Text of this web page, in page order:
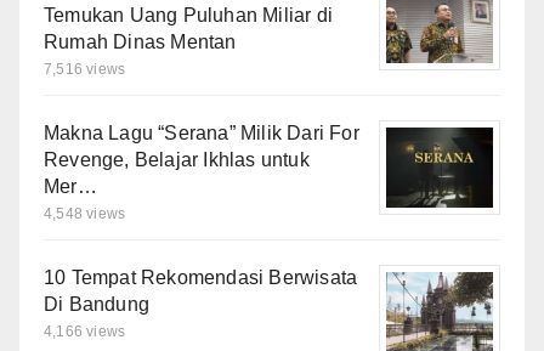
Temukan Uang Puluhan Miliar di
Rumah Dinas Mentan
7,516 views
Makna Lagu “Serana” Milik Dari For
Revenge, Belajar Ikhlas untuk
Mer…
4,548 views
10 Tempat Rekomendasi Berwisata
Di Bandung
4,166 views